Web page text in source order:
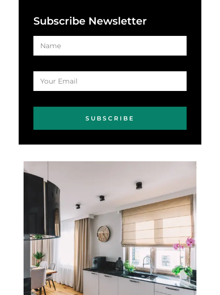
Subscribe Newsletter
SUBSCRIBE